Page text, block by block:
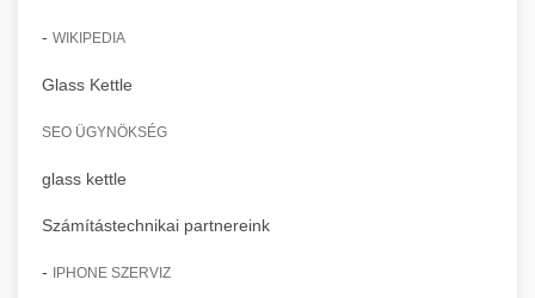
- WIKIPEDIA
Glass Kettle
SEO ÜGYNÖKSÉG
glass kettle
Számítástechnikai partnereink
- IPHONE SZERVIZ